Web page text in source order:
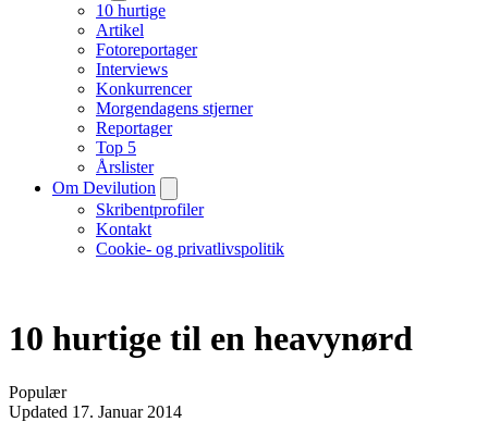
10 hurtige
Artikel
Fotoreportager
Interviews
Konkurrencer
Morgendagens stjerner
Reportager
Top 5
Årslister
Om Devilution
Skribentprofiler
Kontakt
Cookie- og privatlivspolitik
10 hurtige til en heavynørd
Populær
Updated 17. Januar 2014